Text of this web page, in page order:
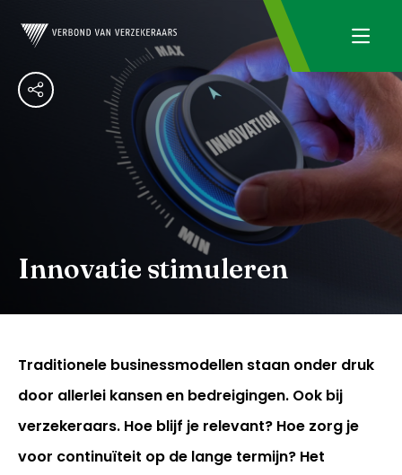
Innovatie stimuleren
Traditionele businessmodellen staan onder druk
door allerlei kansen en bedreigingen. Ook bij
verzekeraars. Hoe blijf je relevant? Hoe zorg je
voor continuïteit op de lange termijn? Het